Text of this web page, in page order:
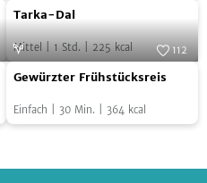
Gemüse
–
vegan
Tarka-
Dal
Foto:
Jonathan Gregson, Edition
Fackelträger
Tarka-Dal
Mittel 1 Std. 225 kcal
Gewürzter
Foto: SevenCooks
112
Gewürzter Frühstücksreis
Einfach 30 Min. 364 kcal